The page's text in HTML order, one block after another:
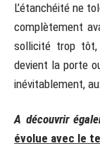
L’étanchéité ne
complètement
sollicité trop tôt,
devient la porte
inévitablement,
A découvrir
évolue avec le